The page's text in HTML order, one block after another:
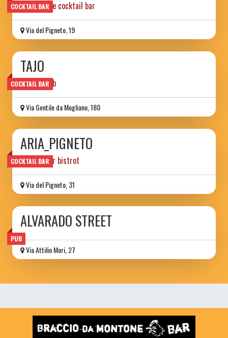
COCKTAIL BAR
vermouth e cocktail bar
Via del Pigneto, 19
COCKTAIL BAR
TAJO
cocktailpub
Via Gentile da Mogliano, 180
COCKTAIL BAR
ARIA_PIGNETO
cocktailbar bistrot
Via del Pigneto, 31
PUB
ALVARADO STREET
Via Attilio Mori, 27